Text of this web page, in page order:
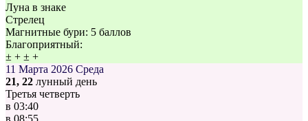
Луна в знаке
Стрелец
Магнитные бури: 5 баллов
Благоприятный:
± + ± +
11 Марта 2026 Среда
21, 22 лунный день
Третья четверть
в 03:40